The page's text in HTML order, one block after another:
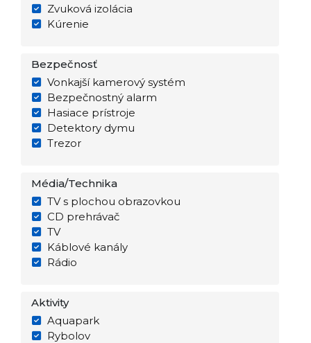
Zvuková izolácia
Kúrenie
Bezpečnosť
Vonkajší kamerový systém
Bezpečnostný alarm
Hasiace prístroje
Detektory dymu
Trezor
Média/Technika
TV s plochou obrazovkou
CD prehrávač
TV
Káblové kanály
Rádio
Aktivity
Aquapark
Rybolov